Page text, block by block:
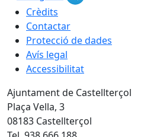
Crèdits
Contactar
Protecció de dades
Avís legal
Accessibilitat
Ajuntament de Castellterçol
Plaça Vella, 3
08183 Castellterçol